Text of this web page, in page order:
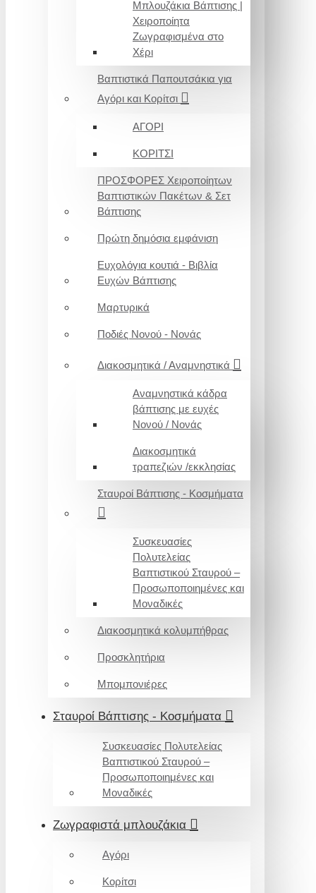
Μπλουζάκια Βάπτισης |
Χειροποίητα
Ζωγραφισμένα στο
Χέρι
Βαπτιστικά Παπουτσάκια για
Αγόρι και Κορίτσι
ΑΓΟΡΙ
ΚΟΡΙΤΣΙ
ΠΡΟΣΦΟΡΕΣ Χειροποίητων
Βαπτιστικών Πακέτων & Σετ
Βάπτισης
Πρώτη δημόσια εμφάνιση
Ευχολόγια κουτιά - Βιβλία
Ευχών Βάπτισης
Μαρτυρικά
Ποδιές Νονού - Νονάς
Διακοσμητικά / Αναμνηστικά
Αναμνηστικά κάδρα
βάπτισης με ευχές
Νονού / Νονάς
Διακοσμητικά
τραπεζιών /εκκλησίας
Σταυροί Βάπτισης - Κοσμήματα
Συσκευασίες
Πολυτελείας
Βαπτιστικού Σταυρού –
Προσωποποιημένες και
Μοναδικές
Διακοσμητικά κολυμπήθρας
Προσκλητήρια
Μπομπονιέρες
Σταυροί Βάπτισης - Κοσμήματα
Συσκευασίες Πολυτελείας
Βαπτιστικού Σταυρού –
Προσωποποιημένες και
Μοναδικές
Ζωγραφιστά μπλουζάκια
Αγόρι
Κορίτσι